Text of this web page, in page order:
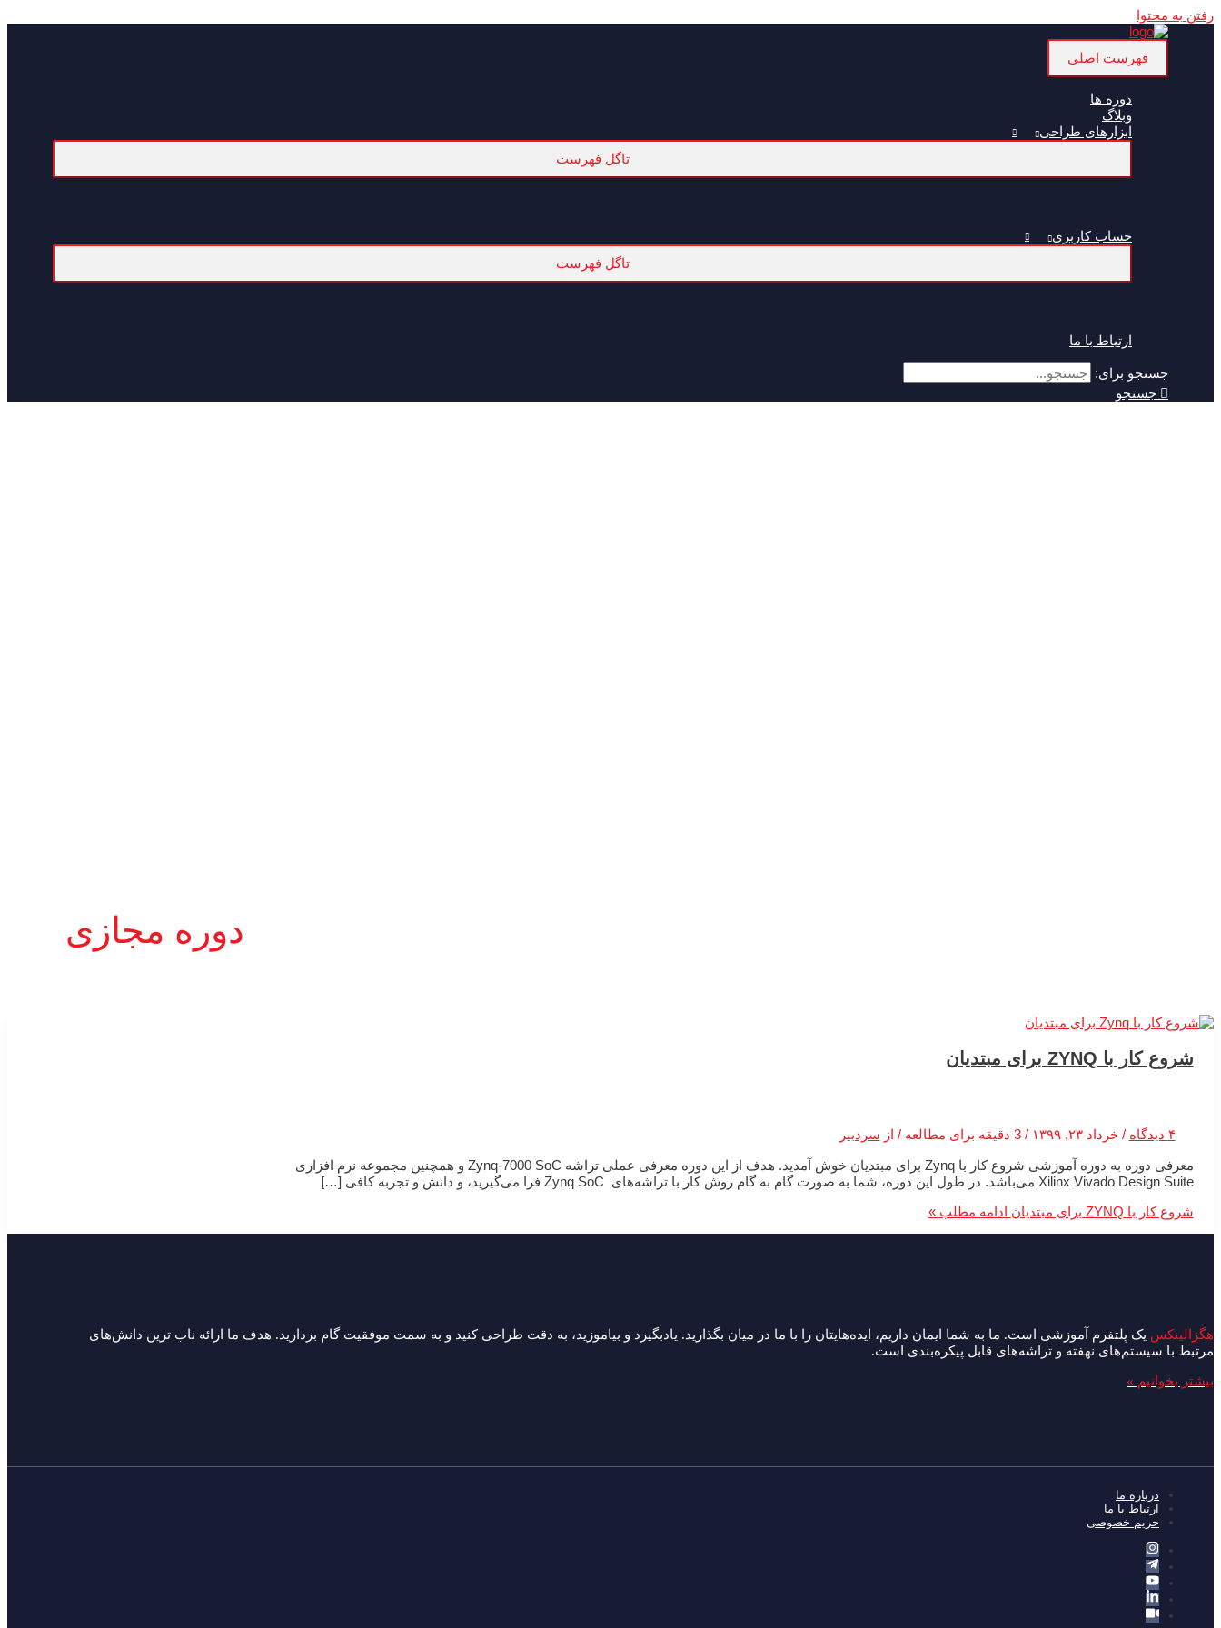
رفتن به محتوا
فهرست اصلی
دوره ها
وبلاگ
ابزارهای طراحی
تاگل فهرست
حساب کاربری
تاگل فهرست
ارتباط با ما
جستجو برای:
جستجو
دوره مجازی
شروع کار با ZYNQ برای مبتدیان
۴ دیدگاه /خرداد ۲۳, ۱۳۹۹ /3 دقیقه برای مطالعه / از سردبیر
معرفی دوره به دوره آموزشی شروع کار با Zynq برای مبتدیان خوش آمدید. هدف از این دوره معرفی عملی تراشه Zynq-7000 SoC و همچنین مجموعه نرم افزاری
Xilinx Vivado Design Suite می‌باشد. در طول این دوره، شما به صورت گام به گام روش کار با تراشه‌های Zynq SoC فرا می‌گیرید، و دانش و تجربه کافی […]
شروع کار با ZYNQ برای مبتدیان
ادامه مطلب »
هگزالینکس یک پلتفرم آموزشی است. ما به شما ایمان داریم، ایده‌هایتان را با ما در میان بگذارید. یادبگیرد و بیاموزید، به دقت طراحی کنید و به سمت موفقیت گام بردارید. هدف ما ارائه ناب ترین دانش‌های
مرتبط با سیستم‌های نهفته و تراشه‌های قابل پیکره‌بندی است.
بیشتر بخوانیم »
درباره ما
ارتباط با ما
حریم خصوصی